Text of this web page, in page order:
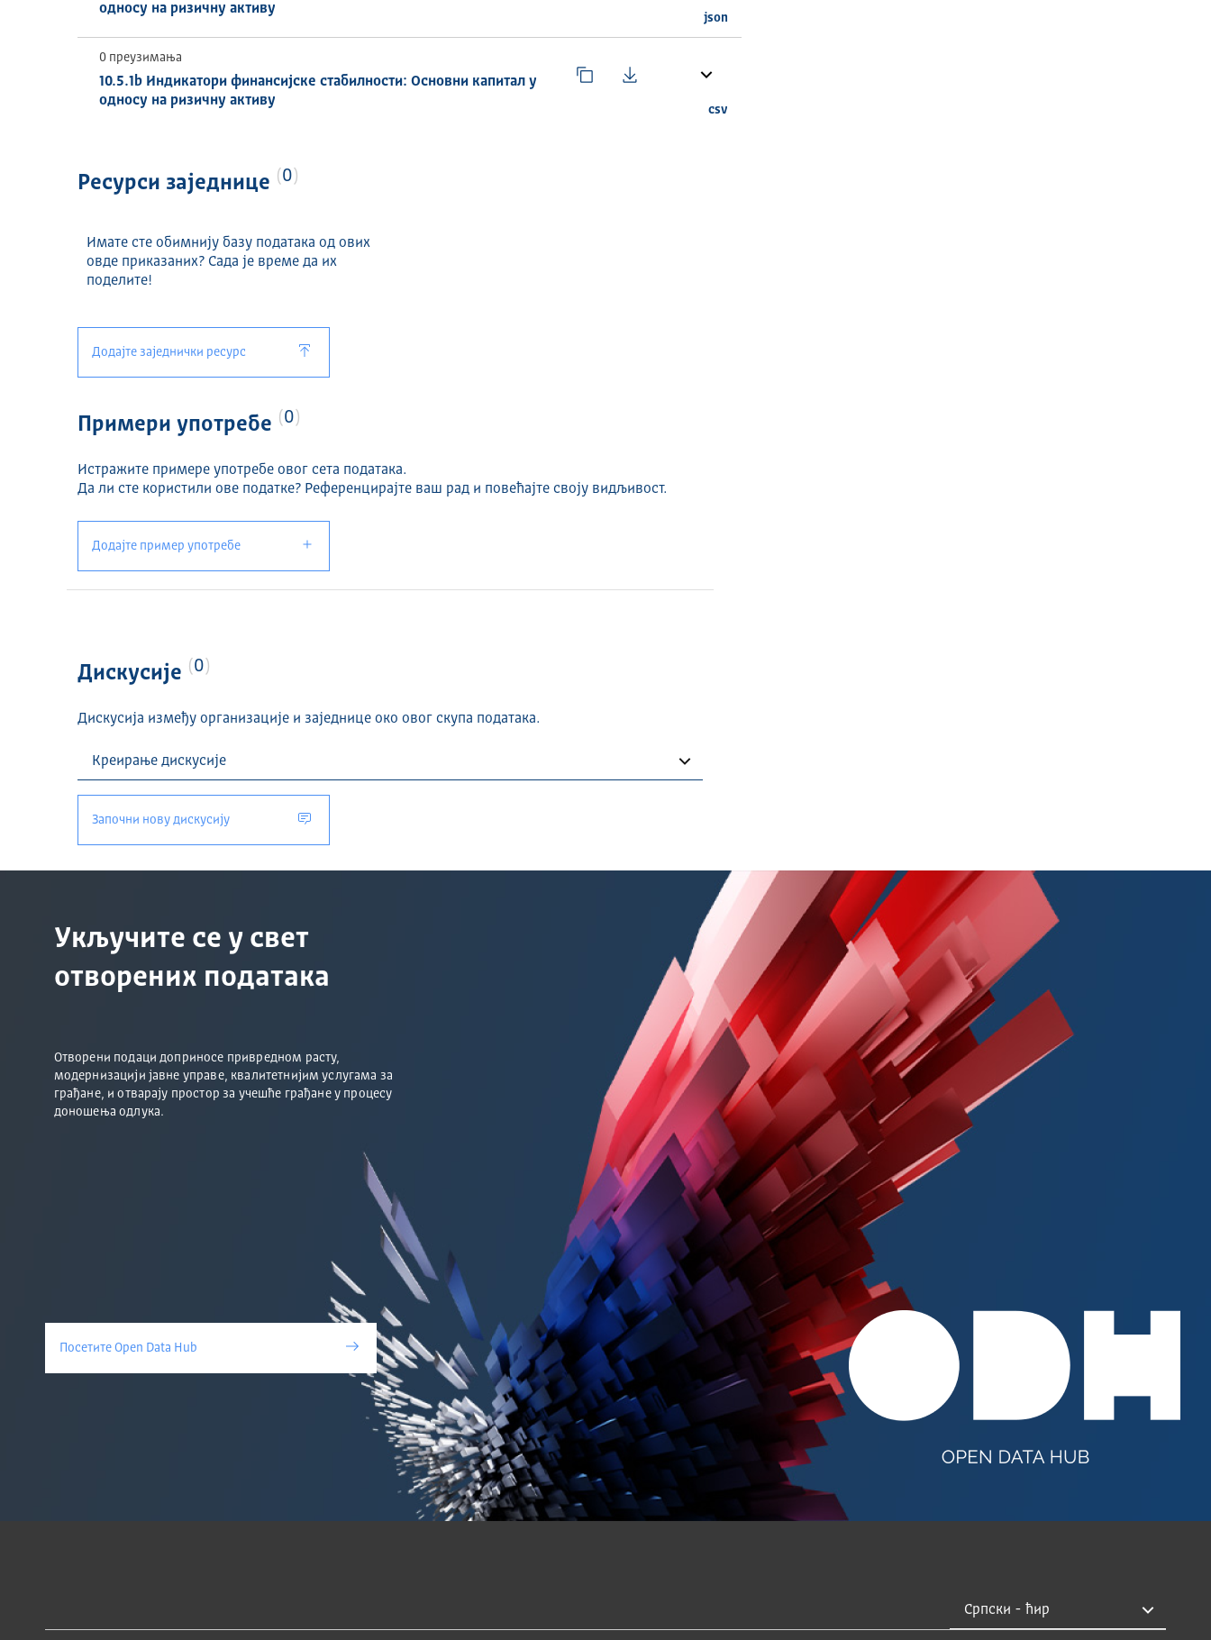
односу на ризичну активу
json
0 преузимања
10.5.1b Индикатори финансијске стабилности: Основни капитал у
односу на ризичну активу
csv
Ресурси заједнице 0
Имате сте обимнију базу података од ових
овде приказаних? Сада је време да их
поделите!
Додајте заједнички ресурс
Примери употребе 0
Истражите примере употребе овог сета података.
Да ли сте користили ове податке? Референцирајте ваш рад и повећајте своју видљивост.
Додајте пример употребе
Дискусије 0
Дискусија између организације и заједнице око овог скупа података.
Започни нову дискусију
Укључите се у свет
отворених података
Отворени подаци доприносе привредном расту,
модернизацији јавне управе, квалитетнијим услугама за
грађане, и отварају простор за учешће грађане у процесу
доношења одлука.
Посетите Open Data Hub